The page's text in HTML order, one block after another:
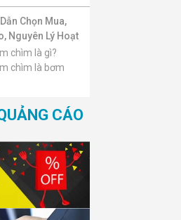
Chọn Mua,
Nguyên Lý Hoạt
Giá Và Top
Chìm Đáng
chìm là gì?
chìm là bơm
CÁO